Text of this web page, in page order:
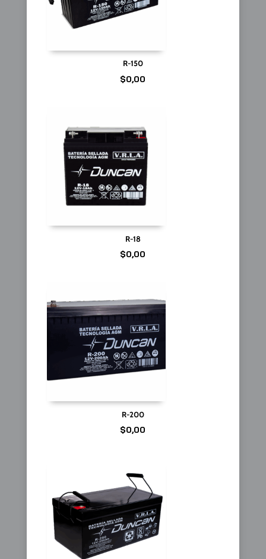
R-150
$0,00
R-18
$0,00
R-200
$0,00